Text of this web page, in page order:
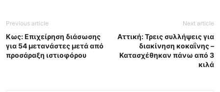
Previous article
Κως: Επιχείρηση διάσωσης
για 54 μετανάστες μετά από
προσάραξη ιστιοφόρου
Next article
Αττική: Τρεις συλλήψεις για
διακίνηση κοκαΐνης –
Κατασχέθηκαν πάνω από 3
κιλά